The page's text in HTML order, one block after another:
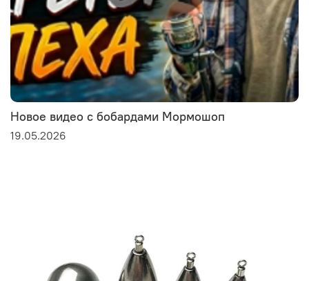
Новое видео с бобардами Мормошоп
19.05.2026